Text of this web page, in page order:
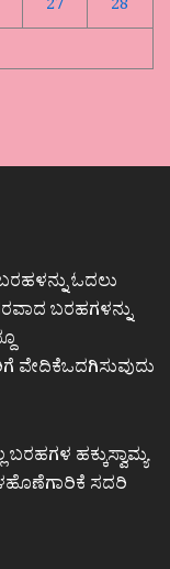
27
28
ಓದಲು
ಬರಹಗಳನ್ನು
ಹಕ್ಕುಸ್ವಾಮ್ಯ
ಸದರಿ